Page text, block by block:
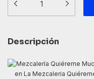
Descripción